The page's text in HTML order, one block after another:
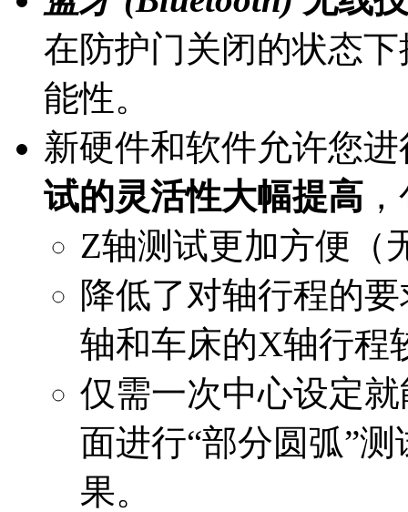
在防护门关闭的状态
能性。
新硬件和软件允许您进
试的灵活性大幅提高
Z轴测试更加方便（
降低了对轴行程的
轴和车床的X轴行程
仅需一次中心设定
面进行“部分圆弧”
果。